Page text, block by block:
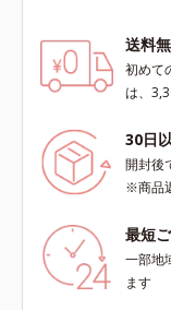
送料
初めて
は、
30日
開封後
※商品
最短
一部地
ます